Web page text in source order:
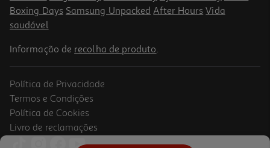
Boxing Days Samsung Unpacked After Hours Vida
saudável
Informação de recolha de produto.
Política de Privacidade
Termos e Condições
Política de Cookies
Livro de reclamações